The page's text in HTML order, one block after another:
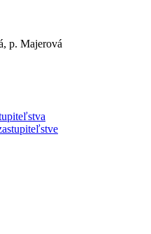
p. Majerová